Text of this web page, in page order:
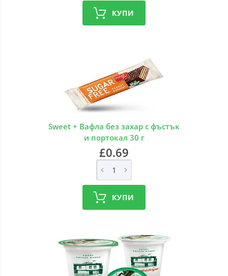
КУПИ
Sweet + Вафла без захар с фъстък
и портокал 30 г
£0.69
КУПИ